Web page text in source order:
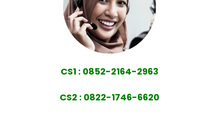
CS1 : 0852-2164-2963
CS2 : 0822-1746-6620